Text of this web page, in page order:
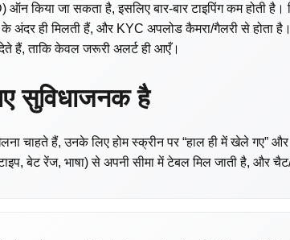
ऑन किया जा सकता है, इसलिए बार-बार टाइपिंग कम होती है।
ही मिलती हैं, और KYC अपलोड कैमरा/गैलरी से होता
हैं, ताकि केवल जरूरी अलर्ट ही आएँ।
सुविधाजनक है
चाहते हैं, उनके लिए होम स्क्रीन पर “हाल ही में खेले गए”
बेट रेंज, भाषा) से अपनी सीमा में टेबल मिल जाती है, और